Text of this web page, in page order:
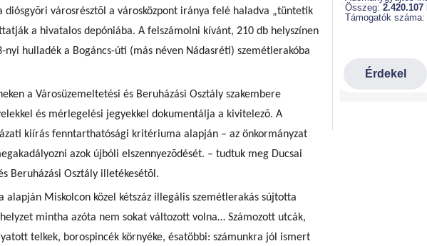
diósgyõri városrésztõl a városközpont iránya felé haladva „tüntetik
a hivatalos depóniába. A felszámolni kívánt, 210 db helyszínen
nyi hulladék a Bogáncs-úti (más néven Nádasréti) szemétlerakóba
a Városüzemeltetési és Beruházási Osztály szakembere
és mérlegelési jegyekkel dokumentálja a kivitelezõ. A
kiírás fenntarthatósági kritériuma alapján – az önkormányzat
azok újbóli elszennyezõdését. – tudtuk meg Ducsai
Beruházási Osztály illetékesétõl.
alapján Miskolcon közel kétszáz illegális szemétlerakás sújtotta
mintha azóta nem sokat változott volna… Számozott utcák,
telkek, borospincék környéke, ésatöbbi: számunkra jól ismert